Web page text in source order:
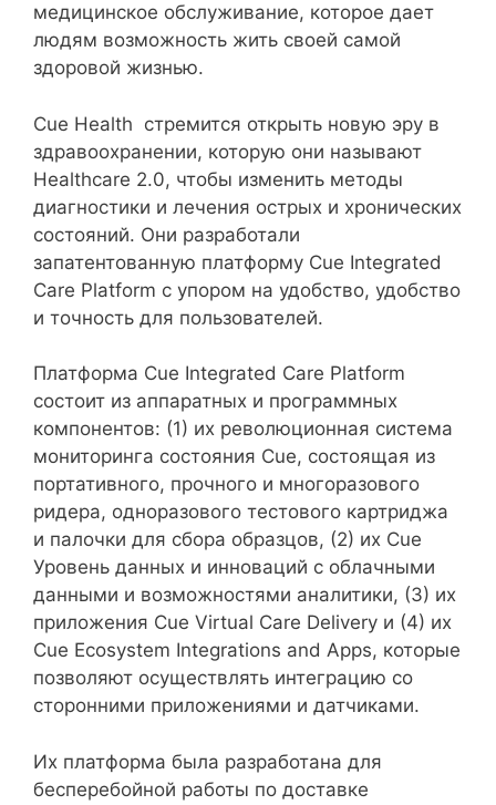
медицинское обслуживание, которое дает
людям возможность жить своей самой
здоровой жизнью.
Cue Health стремится открыть новую эру в
здравоохранении, которую они называют
Healthcare 2.0, чтобы изменить методы
диагностики и лечения острых и хронических
состояний. Они разработали
запатентованную платформу Cue Integrated
Care Platform с упором на удобство, удобство
и точность для пользователей.
Платформа Cue Integrated Care Platform
состоит из аппаратных и программных
компонентов: (1) их революционная система
мониторинга состояния Cue, состоящая из
портативного, прочного и многоразового
ридера, одноразового тестового картриджа
и палочки для сбора образцов, (2) их Cue
Уровень данных и инноваций с облачными
данными и возможностями аналитики, (3) их
приложения Cue Virtual Care Delivery и (4) их
Cue Ecosystem Integrations and Apps, которые
позволяют осуществлять интеграцию со
сторонними приложениями и датчиками.
Их платформа была разработана для
бесперебойной работы по доставке